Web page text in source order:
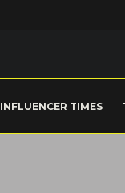
INFLUENCER TIMES